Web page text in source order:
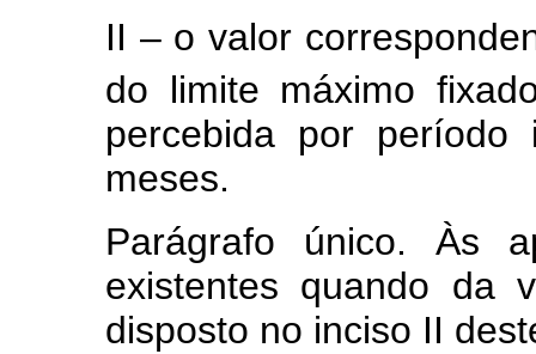
II – o valor
do limite máximo
percebida por
meses.
Parágrafo único. Às
existentes quando da
disposto no inciso II